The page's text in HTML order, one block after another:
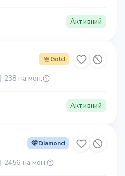
Активний
Gold
238 на мон.
Активний
Diamond
2456 на мон.